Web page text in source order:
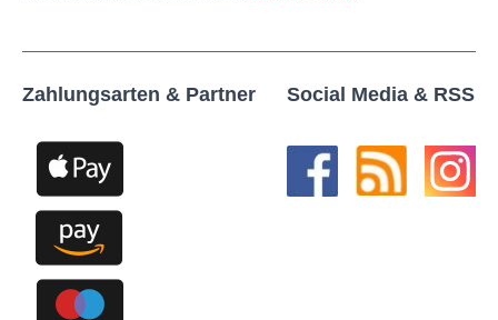
Zahlungsarten & Partner Social Media & RSS